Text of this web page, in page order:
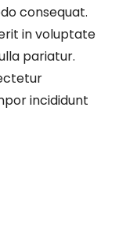
consequat.
in voluptate
pariatur.
incididunt